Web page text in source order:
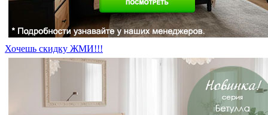
Хочешь скидку ЖМИ!!!